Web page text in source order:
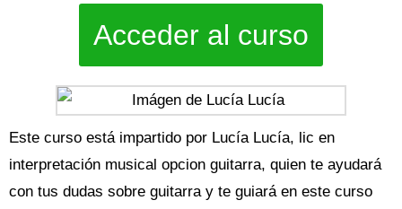
Acceder al curso
Este curso está impartido por Lucía Lucía, lic en
interpretación musical opcion guitarra, quien te ayudará
con tus dudas sobre guitarra y te guiará en este curso